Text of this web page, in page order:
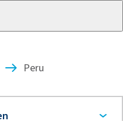
Peru